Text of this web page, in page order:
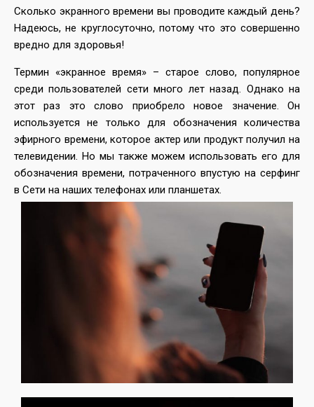
Сколько экранного времени вы проводите каждый день?
Надеюсь, не круглосуточно, потому что это совершенно
вредно для здоровья!
Термин «экранное время» – старое слово, популярное
среди пользователей сети много лет назад. Однако на
этот раз это слово приобрело новое значение. Он
используется не только для обозначения количества
эфирного времени, которое актер или продукт получил на
телевидении. Но мы также можем использовать его для
обозначения времени, потраченного впустую на серфинг
в Сети на наших телефонах или планшетах.